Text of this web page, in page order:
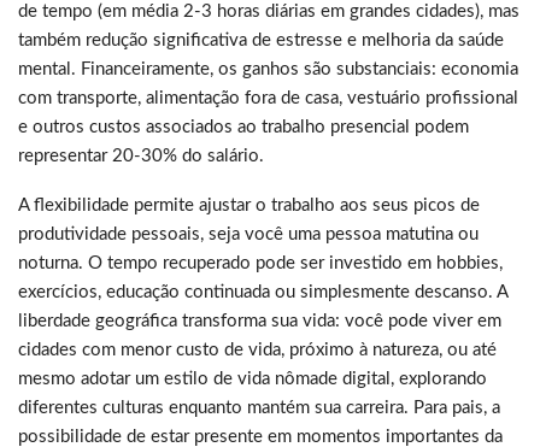
de tempo (em média 2-3 horas diárias em grandes cidades), mas
também redução significativa de estresse e melhoria da saúde
mental. Financeiramente, os ganhos são substanciais: economia
com transporte, alimentação fora de casa, vestuário profissional
e outros custos associados ao trabalho presencial podem
representar 20-30% do salário.
A flexibilidade permite ajustar o trabalho aos seus picos de
produtividade pessoais, seja você uma pessoa matutina ou
noturna. O tempo recuperado pode ser investido em hobbies,
exercícios, educação continuada ou simplesmente descanso. A
liberdade geográfica transforma sua vida: você pode viver em
cidades com menor custo de vida, próximo à natureza, ou até
mesmo adotar um estilo de vida nômade digital, explorando
diferentes culturas enquanto mantém sua carreira. Para pais, a
possibilidade de estar presente em momentos importantes da